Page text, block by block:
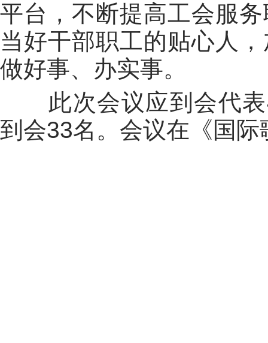
平台，不断提高工会服
当好干部职工的贴心人
做好事、办实事。
此次会议应到会代表
到会33名。会议在《国